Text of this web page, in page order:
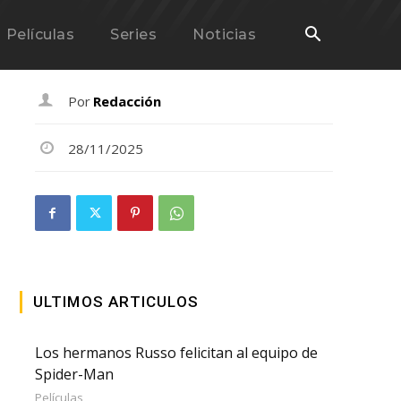
Películas Series Noticias
Por Redacción
28/11/2025
ULTIMOS ARTICULOS
Los hermanos Russo felicitan al equipo de
Spider-Man
Películas